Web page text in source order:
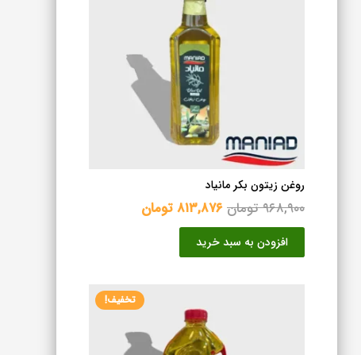
روغن زیتون بکر مانیاد
۹۶۸,۹۰۰تومان قیمت
اصلی
بود.
۸۱۳,۸۷۶تومان
افزودن به سبد خرید
تخفیف!